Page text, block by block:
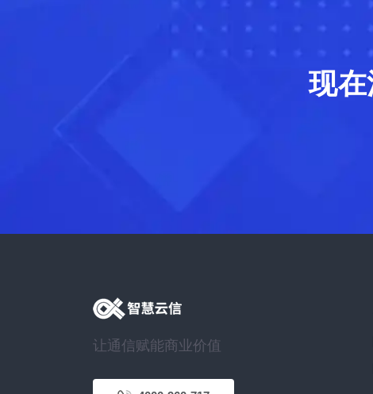
现
让通信赋能商业价值